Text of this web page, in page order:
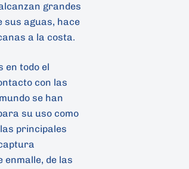
grandes
sus aguas, hace
a la costa.
en todo el
con las
se han
su uso como
principales
enmalle, de las